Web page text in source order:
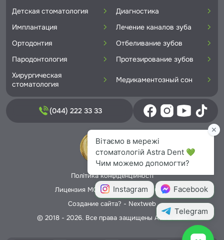
Детская стоматология
Диагностика
Имплантация
Лечение каналов зуба
Ортодонтия
Отбеливание зубов
Пародонтология
Протезирование зубов
Хирургическая
стоматология
Медикаментозный сон
(044) 222 33 33
Політика конфіденційності
Лицензия МОЗ Украины № 5706166
Создание сайта? - Nextweb
© 2018 - 2026. Все права защищены Astra Dent